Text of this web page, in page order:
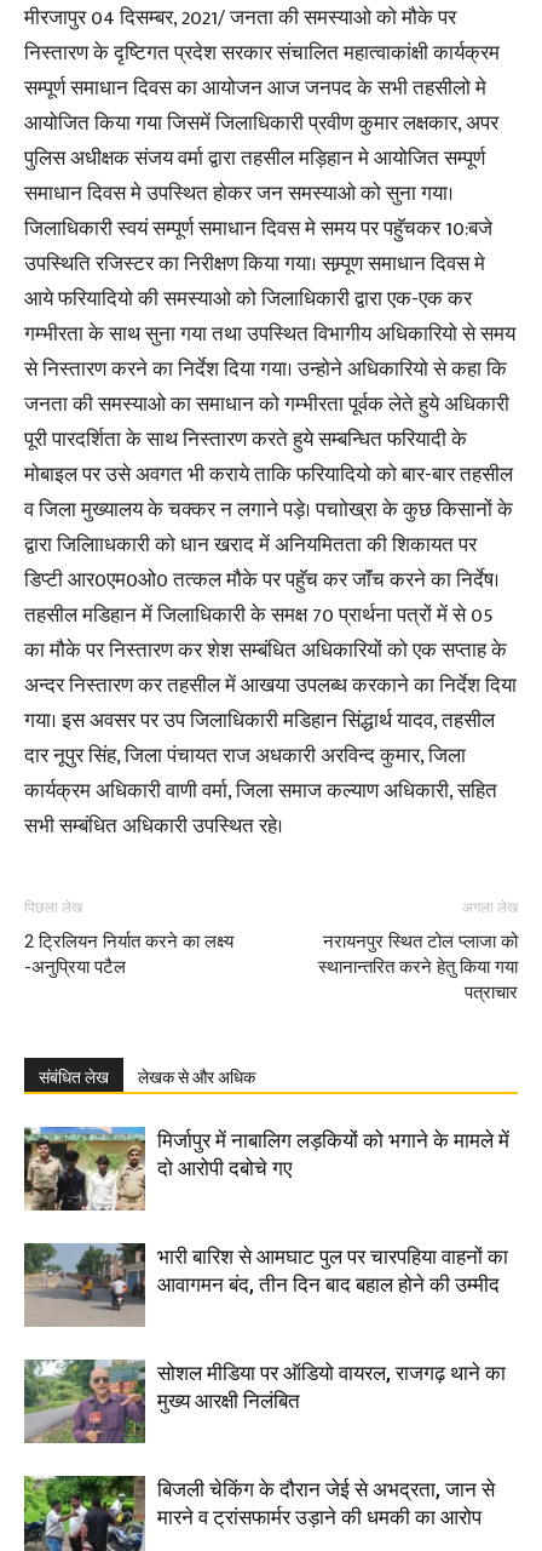
मीरजापुर 04 दिसम्बर, 2021/ जनता की समस्याओ को मौके पर
निस्तारण के दृष्टिगत प्रदेश सरकार संचालित महात्वाकांक्षी कार्यक्रम
सम्पूर्ण समाधान दिवस का आयोजन आज जनपद के सभी तहसीलो मे
आयोजित किया गया जिसमें जिलाधिकारी प्रवीण कुमार लक्षकार, अपर
पुलिस अधीक्षक संजय वर्मा द्वारा तहसील मड़िहान मे आयोजित सम्पूर्ण
समाधान दिवस मे उपस्थित होकर जन समस्याओ को सुना गया।
जिलाधिकारी स्वयं सम्पूर्ण समाधान दिवस मे समय पर पहुॅचकर 10:बजे
उपस्थिति रजिस्टर का निरीक्षण किया गया। सम्र्पूण समाधान दिवस मे
आये फरियादियो की समस्याओ को जिलाधिकारी द्वारा एक-एक कर
गम्भीरता के साथ सुना गया तथा उपस्थित विभागीय अधिकारियो से समय
से निस्तारण करने का निर्देश दिया गया। उन्होने अधिकारियो से कहा कि
जनता की समस्याओ का समाधान को गम्भीरता पूर्वक लेते हुये अधिकारी
पूरी पारदर्शिता के साथ निस्तारण करते हुये सम्बन्धित फरियादी के
मोबाइल पर उसे अवगत भी कराये ताकि फरियादियो को बार-बार तहसील
व जिला मुख्यालय के चक्कर न लगाने पड़े। पचाोख्रा के कुछ किसानों के
द्वारा जिलाािधकारी को धान खराद में अनियमितता की शिकायत पर
डिप्टी आर0एम0ओ0 तत्कल मौके पर पहुॅच कर जाॅंच करने का निर्देष।
तहसील मडिहान में जिलाधिकारी के समक्ष 70 प्रार्थना पत्रों में से 05
का मौके पर निस्तारण कर शेश सम्बंधित अधिकारियों को एक सप्ताह के
अन्दर निस्तारण कर तहसील में आखया उपलब्ध करकाने का निर्देश दिया
गया। इस अवसर पर उप जिलाधिकारी मडिहान सिंद्धार्थ यादव, तहसील
दार नूपुर सिंह, जिला पंचायत राज अधकारी अरविन्द कुमार, जिला
कार्यक्रम अधिकारी वाणी वर्मा, जिला समाज कल्याण अधिकारी, सहित
सभी सम्बंधित अधिकारी उपस्थित रहे।
पिछला लेख
2 ट्रिलियन निर्यात करने का लक्ष्य
-अनुप्रिया पटैल
अगला लेख
नरायनपुर स्थित टोल प्लाजा को
स्थानान्तरित करने हेतु किया गया
पत्राचार
संबंधित लेख लेखक से और अधिक
मिर्जापुर में नाबालिग लड़कियों को भगाने के मामले में
दो आरोपी दबोचे गए
भारी बारिश से आमघाट पुल पर चारपहिया वाहनों का
आवागमन बंद, तीन दिन बाद बहाल होने की उम्मीद
सोशल मीडिया पर ऑडियो वायरल, राजगढ़ थाने का
मुख्य आरक्षी निलंबित
बिजली चेकिंग के दौरान जेई से अभद्रता, जान से
मारने व ट्रांसफार्मर उड़ाने की धमकी का आरोप